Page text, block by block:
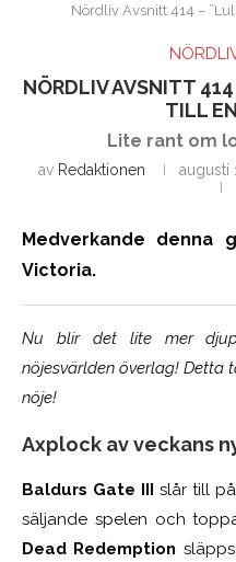
Nördliv Avsnitt 414 –
NÖRDLIV AVSNITT
TILL
Lite rant om
av Redaktionen augusti
Medverkande denna
Victoria.
Nu blir det lite mer
nöjesvärlden överlag! Detta
nöje!
Axplock av veckans
Baldurs Gate IIIslår till
säljande spelen och
Dead Redemption